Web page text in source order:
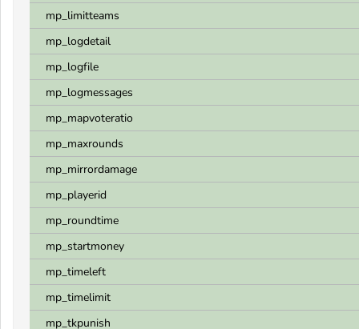
mp_limitteams
mp_logdetail
mp_logfile
mp_logmessages
mp_mapvoteratio
mp_maxrounds
mp_mirrordamage
mp_playerid
mp_roundtime
mp_startmoney
mp_timeleft
mp_timelimit
mp_tkpunish